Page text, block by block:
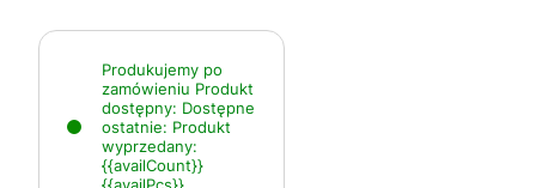
Produkujemy po
zamówieniu Produkt
dostępny: Dostępne
ostatnie: Produkt
wyprzedany:
{{availCount}}